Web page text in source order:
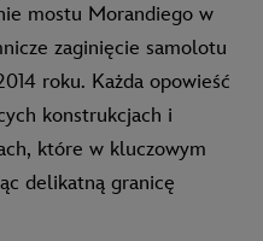
mostu Morandiego w
zaginięcie samolotu
roku. Każda opowieść
konstrukcjach i
które w kluczowym
delikatną granicę